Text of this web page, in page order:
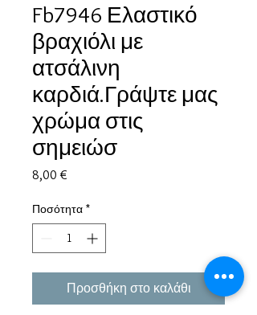
Fb7946 Ελαστικό
βραχιόλι με
ατσάλινη
καρδιά.Γράψτε μας
χρώμα στις
σημειώσ
8,00 €
Ποσότητα *
Προσθήκη στο καλάθι